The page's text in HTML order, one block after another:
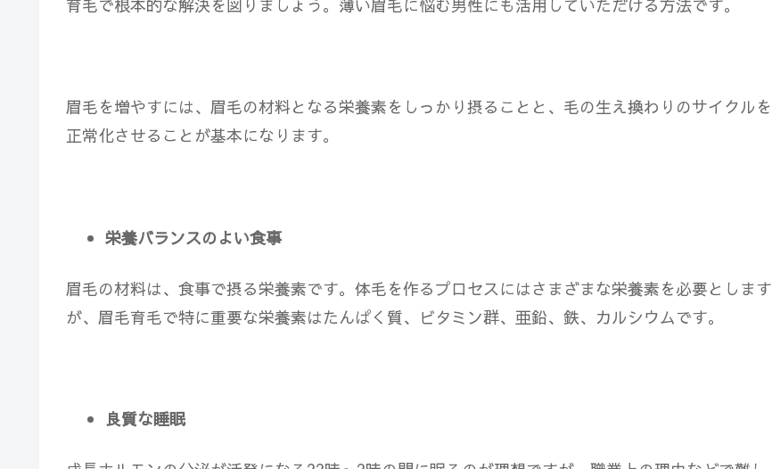
育毛で根本的な解決を図りましょう。薄い眉毛に悩む男性にも活用していただける方法です。
眉毛を増やすには、 眉毛の材料となる栄養素をしっかり摂る ことと、 毛の生え換わりのサイクルを
正常化させる ことが基本になります。
栄養バランスのよい食事
眉毛の材料は、食事で摂る栄養素です。体毛を作るプロセスにはさまざまな栄養素を必要とします
が、眉毛育毛で特に重要な栄養素はたんぱく質、ビタミン群、亜鉛、鉄、カルシウムです。
良質な睡眠